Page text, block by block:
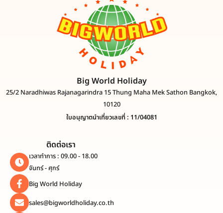
Big World Holiday
25/2 Naradhiwas Rajanagarindra 15 Thung Maha Mek Sathon Bangkok,
10120
ใบอนุญาตนำเที่ยวเลขที่ : 11/04081
ติดต่อเรา
เวลาทำการ : 09.00 - 18.00
จันทร์ - ศุกร์
Big World Holiday
sales@bigworldholiday.co.th